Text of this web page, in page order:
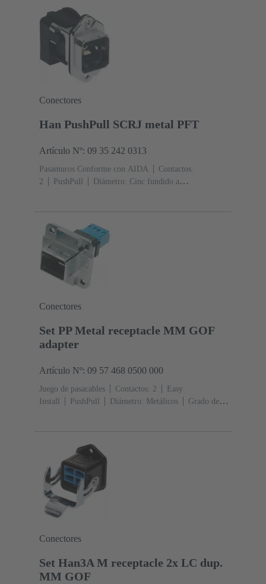
Conectores
Han PushPull SCRJ metal PFT
Artículo Nº: 09 35 242 0313
Pasamuros Conforme con AIDA
Contactos:
2
PushPull
Diámetro: Cinc fundido a
Conectores
Set PP Metal receptacle MM GOF
adapter
Artículo Nº: 09 57 468 0500 000
Juego de pasacables Contactos: 2
Easy
Install
PushPull Diámetro: Metálicos
Grado de
Conectores
Set Han3A M receptacle 2x LC dup.
MM GOF